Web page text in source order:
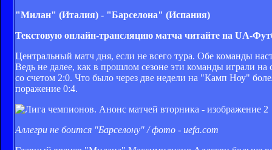
"Милан" (Италия) - "Барселона" (Испания)
Текстовую онлайн-трансляцию матча читайте на UA-
Центральный матч дня, если не всего тура. Обе команды
Ведь не далее, как в прошлом сезоне эти команды играли
со счетом 2:0. Что было через две недели на "Камп Ноу"
поражение 0:4.
Аллегри не боится "Барселону" / фото - uefa.com